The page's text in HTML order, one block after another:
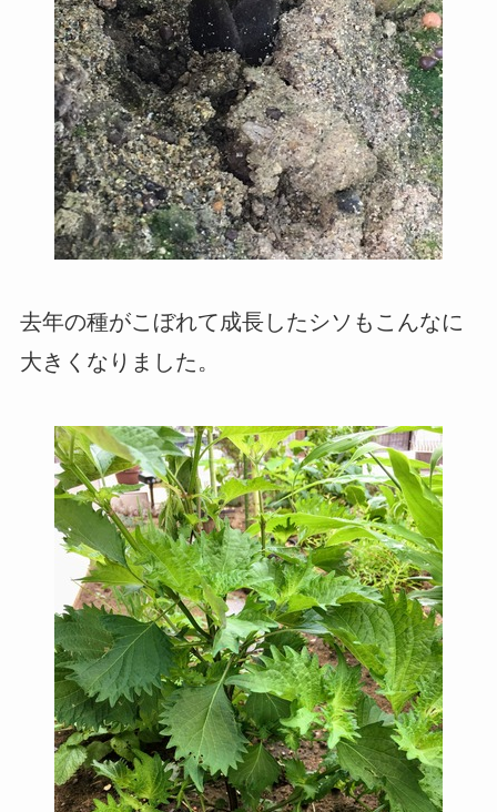
去年の種がこぼれて成長したシソもこんなに
大きくなりました。